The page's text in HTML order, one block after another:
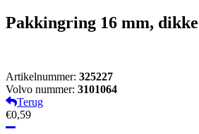
Pakkingring 16 mm,
Artikelnummer: 325227
Volvo nummer: 3101064
Terug
€0,59